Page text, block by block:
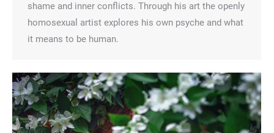
shame and inner conflicts. Through his art the openly
homosexual artist explores his own psyche and what
it means to be human.